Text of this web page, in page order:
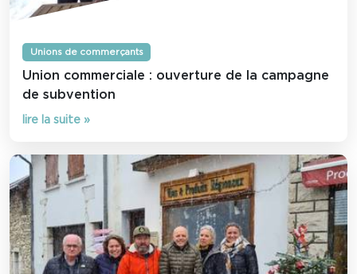
Unions de commerçants
Union commerciale : ouverture de la campagne
de subvention
lire la suite »